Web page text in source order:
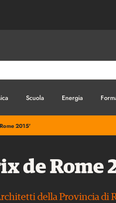
Scuola Energia
2015'
de Rome
della Provincia di